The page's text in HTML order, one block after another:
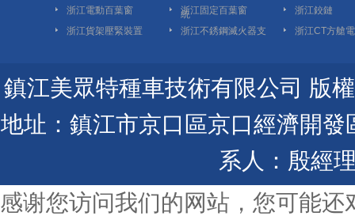
統
浙江電動百葉窗
浙江固定百葉窗
浙江鉸鏈
浙江貨架壓緊裝置
浙江不銹鋼滅火器支 浙江CT方艙
鎮江美眾特種車技術有限公司 版
地址：鎮江市京口區京口經濟開
系人：殷經
感谢您访问我们的网站，您可能还